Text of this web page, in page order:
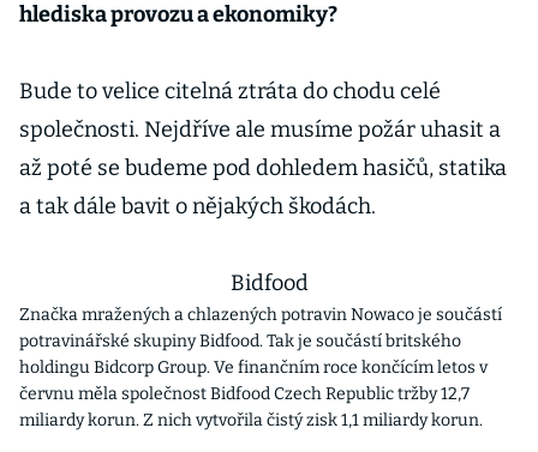
hlediska provozu a ekonomiky?
Bude to velice citelná ztráta do chodu celé
společnosti. Nejdříve ale musíme požár uhasit a
až poté se budeme pod dohledem hasičů, statika
a tak dále bavit o nějakých škodách.
Bidfood
Značka mražených a chlazených potravin Nowaco je součástí
potravinářské skupiny Bidfood. Tak je součástí britského
holdingu Bidcorp Group. Ve finančním roce končícím letos v
červnu měla společnost Bidfood Czech Republic tržby 12,7
miliardy korun. Z nich vytvořila čistý zisk 1,1 miliardy korun.